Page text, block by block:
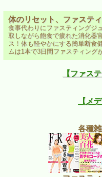
体のリセット、ファステ
食事代わりにファスティングジ
取しながら飽食で疲れた消化器
ス！体も軽やかにする簡単断食
ムは1本で3日間ファスティング
【ファス
【メ
各種